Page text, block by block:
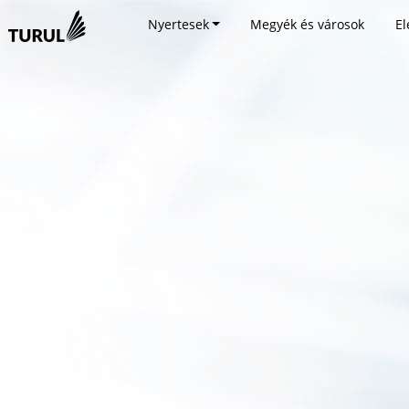
Nyertesek Megyék és városok